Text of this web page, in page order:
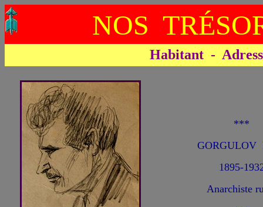
NOS
Habitant -
***
GORGULOV
1895-
Anarchiste